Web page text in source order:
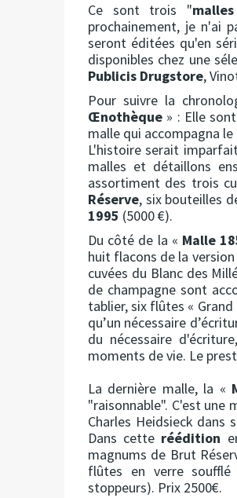
Ce sont trois "
prochainement, je n'ai
seront éditées qu'en
disponibles chez une
Publicis Drugstore,
Pour suivre la
Œnothèque » : Elle
malle qui accompagna
L'histoire serait
malles et détaillons
assortiment des trois
Réserve, six bouteilles
1995 (5000 €).
Du côté de la « Malle
huit flacons de la
cuvées du Blanc des
de champagne sont
tablier, six flûtes «
qu’un nécessaire
du nécessaire
moments de vie. Le
La dernière malle, la «
"raisonnable". C'est une
Charles Heidsieck dans
Dans cette réédition
magnums de Brut
flûtes en verre
stoppeurs). Prix 2500€.